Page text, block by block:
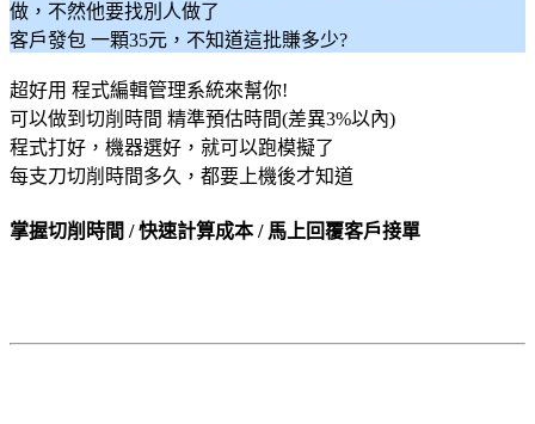
做，不然他要找別人做了
客戶發包 一顆35元，不知道這批賺多少?
超好用 程式編輯管理系統來幫你!
可以做到切削時間 精準預估時間(差異3%以內)
程式打好，機器選好，就可以跑模擬了
每支刀切削時間多久，都要上機後才知道
掌握切削時間 / 快速計算成本 / 馬上回覆客戶接單